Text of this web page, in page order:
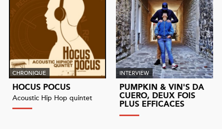
CHRONIQUE
HOCUS POCUS
Acoustic Hip Hop quintet
INTERVIEW
PUMPKIN & VIN'S DA
CUERO, DEUX FOIS
PLUS EFFICACES